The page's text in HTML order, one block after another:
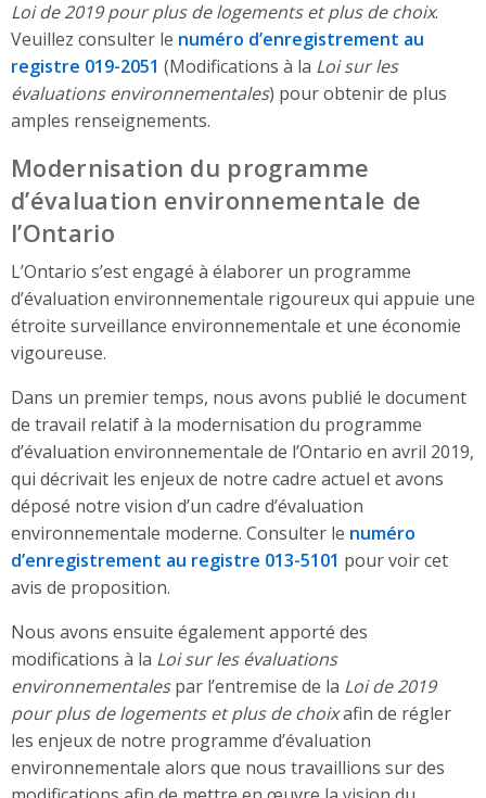
Loi de 2019 pour plus de logements et plus de choix.
Veuillez consulter le numéro d’enregistrement au
registre 019-2051 (Modifications à la Loi sur les
évaluations environnementales) pour obtenir de plus
amples renseignements.
Modernisation du programme
d’évaluation environnementale de
l’Ontario
L’Ontario s’est engagé à élaborer un programme
d’évaluation environnementale rigoureux qui appuie une
étroite surveillance environnementale et une économie
vigoureuse.
Dans un premier temps, nous avons publié le document
de travail relatif à la modernisation du programme
d’évaluation environnementale de l’Ontario en avril 2019,
qui décrivait les enjeux de notre cadre actuel et avons
déposé notre vision d’un cadre d’évaluation
environnementale moderne. Consulter le numéro
d’enregistrement au registre 013-5101 pour voir cet
avis de proposition.
Nous avons ensuite également apporté des
modifications à la Loi sur les évaluations
environnementalespar l’entremise de la Loi de 2019
pour plus de logements et plus de choixafin de régler
les enjeux de notre programme d’évaluation
environnementale alors que nous travaillions sur des